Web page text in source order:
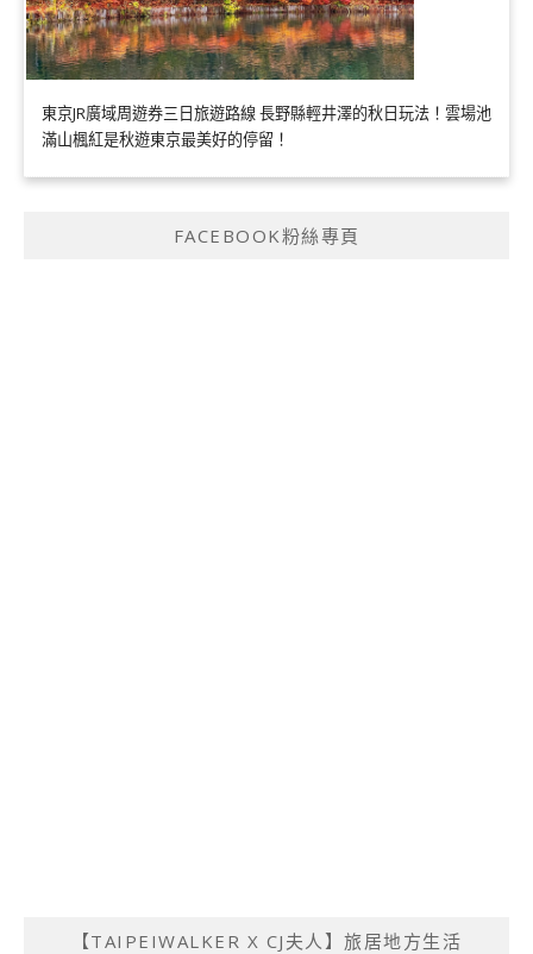
東京JR廣域周遊券三日旅遊路線 長野縣輕井澤的秋日玩法！雲場池
滿山楓紅是秋遊東京最美好的停留！
FACEBOOK粉絲專頁
【TAIPEIWALKER X CJ夫人】旅居地方生活